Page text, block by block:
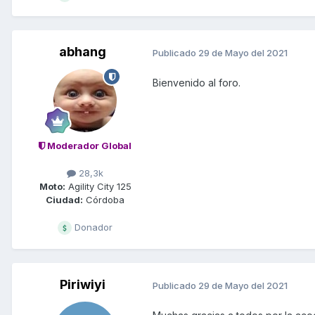
abhang
Moderador Global
28,3k
Moto: Agility City 125
Ciudad: Córdoba
Donador
Publicado 29 de Mayo del 2021
Bienvenido al foro.
Piriwiyi Publicado 29 de Mayo del 2021